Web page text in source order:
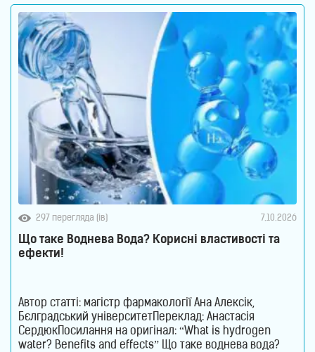
297 перегляда (ів) 7.10.2026
Що таке Воднева Вода? Корисні властивості та
ефекти!
Автор статті: магістр фармакології Ана Алексік,
Бєлградський університетПереклад: Анастасія
СердюкПосилання на оригінал: “What is hydrogen
water? Benefits and effects” Що таке воднева вода?